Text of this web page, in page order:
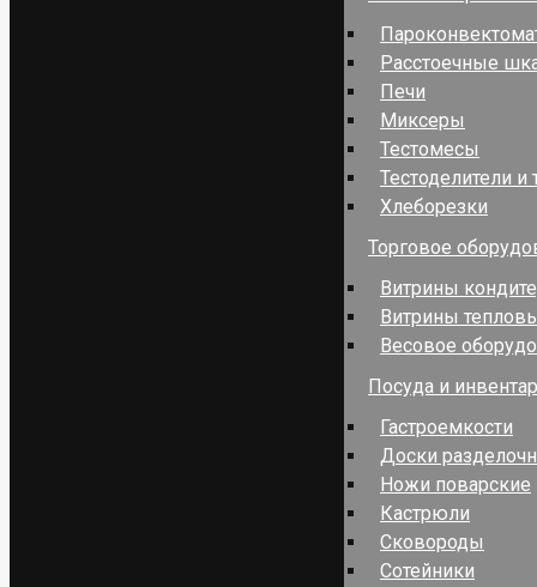
Расстоечные
Печи
Миксеры
Тестомесы
Тестоделители и
Хлеборезки
Торговое
Витрины
Витрины
Весовое
Посуда и
Гастроемкости
Доски
Ножи поварские
Кастрюли
Сковороды
Сотейники